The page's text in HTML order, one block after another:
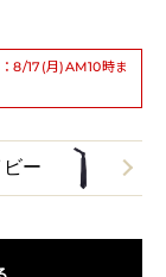
8/17(月)AM10時ま
ー